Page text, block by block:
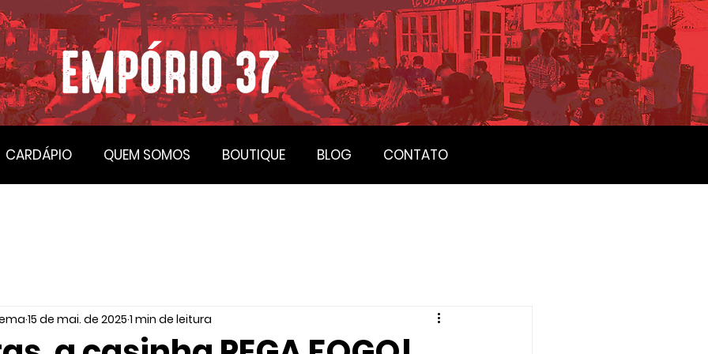
CARDÁPIO QUEM SOMOS BOUTIQUE BLOG CONTATO
15 de mai. de 2025 1 min de leitura